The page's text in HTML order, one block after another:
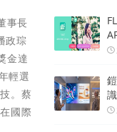
事長
政琮
金達
輕選
。蔡
國際